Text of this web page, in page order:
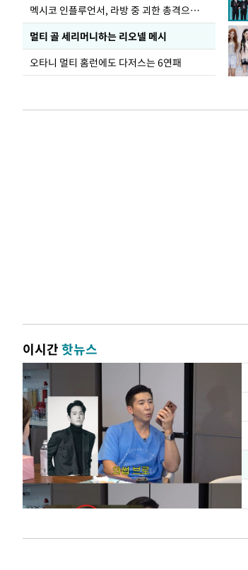
멕시코 인플루언서, 라방 중 괴한 총격으로 사망
멀티 골 세리머니하는 리오넬 메시
오타니 멀티 홈런에도 다저스는 6연패
이시간핫뉴스